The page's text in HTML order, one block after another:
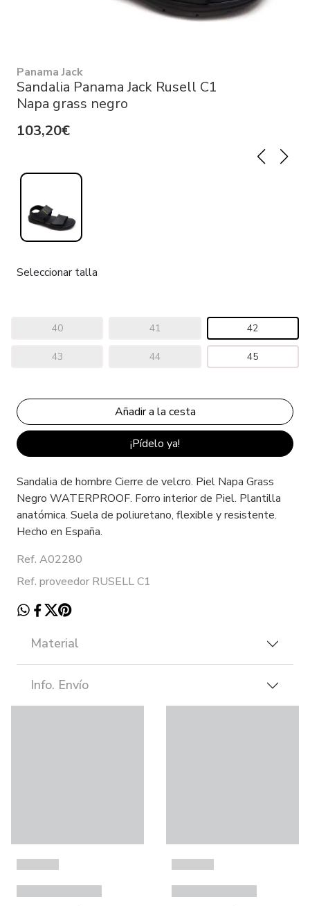
Panama Jack
Sandalia Panama Jack Rusell C1
Napa grass negro
103,20€
Seleccionar talla
40 41 42
43 44 45
¡Pídelo ya!
Sandalia de hombre Cierre de velcro. Piel Napa Grass
Negro WATERPROOF. Forro interior de Piel. Plantilla
anatómica. Suela de poliuretano, flexible y resistente.
Hecho en España.
Ref. A02280
Ref. proveedor RUSELL C1
Material
Info. Envío